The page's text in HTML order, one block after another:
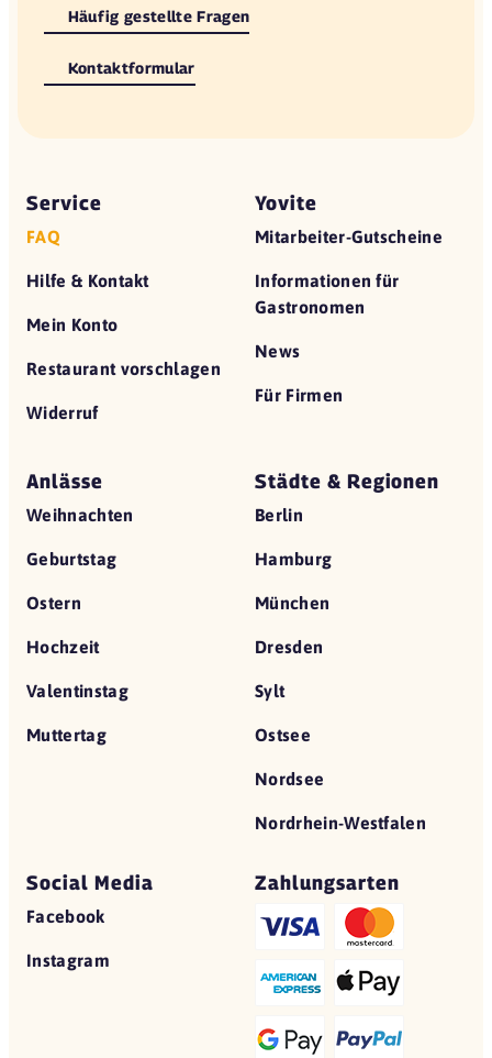
Häufig gestellte Fragen
Kontaktformular
Service
FAQ
Hilfe & Kontakt
Mein Konto
Restaurant vorschlagen
Widerruf
Yovite
Mitarbeiter-Gutscheine
Informationen für
Gastronomen
News
Für Firmen
Anlässe
Weihnachten
Geburtstag
Ostern
Hochzeit
Valentinstag
Muttertag
Städte & Regionen
Berlin
Hamburg
München
Dresden
Sylt
Ostsee
Nordsee
Nordrhein-Westfalen
Social Media
Facebook
Instagram
Zahlungsarten